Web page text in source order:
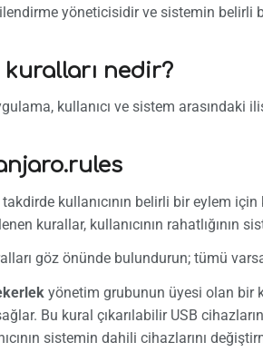
yöneticisidir ve sistemin belirli
kuralları nedir?
kullanıcı ve sistem arasındaki
kullanıcının belirli bir eylem
kurallar, kullanıcının rahatlığının
göz önünde bulundurun; tümü
yönetim grubunun üyesi olan bir
Bu kural çıkarılabilir USB
sistemin dahili cihazlarını